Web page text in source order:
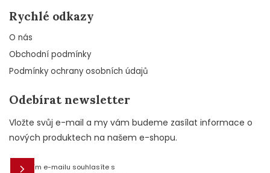
Rychlé odkazy
O nás
Obchodní podmínky
Podmínky ochrany osobních údajů
Odebírat newsletter
Vložte svůj e-mail a my vám budeme zasílat informace o
nových produktech na našem e-shopu.
Vložením e-mailu souhlasíte s